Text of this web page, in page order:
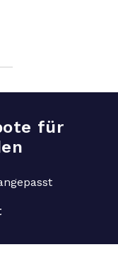
für